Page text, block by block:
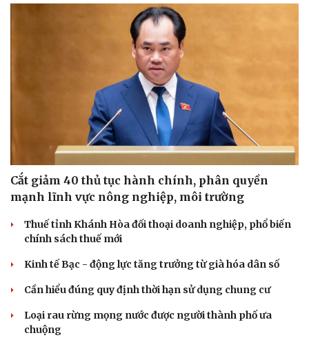
Cắt giảm 40 thủ tục hành chính, phân quyền
mạnh lĩnh vực nông nghiệp, môi trường
Thuế tỉnh Khánh Hòa đối thoại doanh nghiệp, phổ biến
chính sách thuế mới
Kinh tế Bạc - động lực tăng trưởng từ già hóa dân số
Cần hiểu đúng quy định thời hạn sử dụng chung cư
Loại rau rừng mọng nước được người thành phố ưa
chuộng